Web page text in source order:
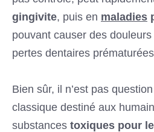
gingivite, puis en maladies
pouvant causer des
pertes dentaires
Bien sûr, il n’est pas
classique destiné aux
substances toxiques pour